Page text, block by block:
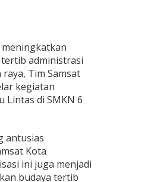
administrasi
Tim Samsat
kegiatan
Lintas di SMKN 6
antusias
Kota
ini juga menjadi
budaya tertib